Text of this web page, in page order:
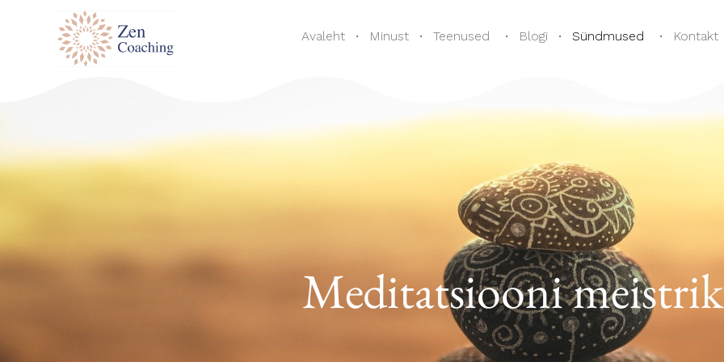
Avaleht Minust Teenused Blogi Sündmused Kontakt
Meditatsiooni